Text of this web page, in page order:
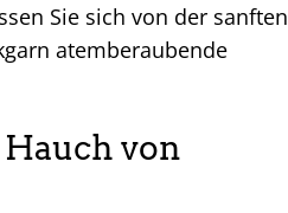
Sie sich von der sanften
atemberaubende
Hauch von